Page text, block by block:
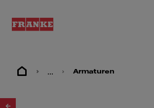
... Armaturen